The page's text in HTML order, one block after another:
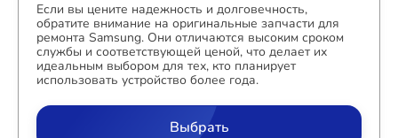
Если вы цените надежность и долговечность,
обратите внимание на оригинальные запчасти для
ремонта Samsung. Они отличаются высоким сроком
службы и соответствующей ценой, что делает их
идеальным выбором для тех, кто планирует
использовать устройство более года.
Выбрать